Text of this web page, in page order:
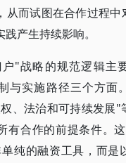
从而试图在合作过程中
产生持续影响。
"战略的规范逻辑主
与实施路径三个方面
、法治和可持续发展"
有合作的前提条件。
纯的融资工具，而是